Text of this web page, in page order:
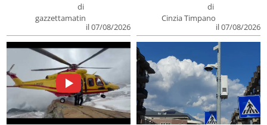
di
gazzettamatin
il 07/08/2026
di
Cinzia Timpano
il 07/08/2026